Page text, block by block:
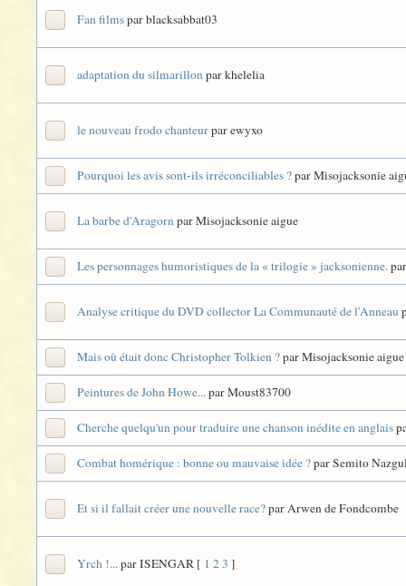
Fan filmspar blacksabbat03
adaptation du silmarillonpar khelelia
le nouveau frodo chanteurpar ewyxo
Pourquoi les avis sont-ils irréconciliables ?par Misojacksonie
La barbe d'Aragornpar Misojacksonie aigue
Les personnages humoristiques de la « trilogie » jacksonienne.
Analyse critique du DVD collector La Communauté de l'Anneau
Mais où était donc Christopher Tolkien ?par Misojacksonie aigue
Peintures de John Howe...par Moust83700
Cherche quelqu'un pour traduire une chanson inédite en anglais
Combat homérique : bonne ou mauvaise idée ?par Semito
Et si il fallait créer une nouvelle race?par Arwen de Fondcombe
Yrch !...par ISENGAR [ 1 23 ]